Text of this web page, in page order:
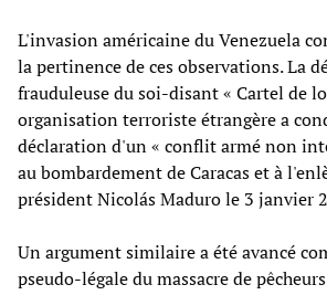
L'invasion américaine du Venezuela
la pertinence de ces observations. La
frauduleuse du soi-disant « Cartel de
organisation terroriste étrangère a
déclaration d'un « conflit armé non
au bombardement de Caracas et à
président Nicolás Maduro le 3 janvier
Un argument similaire a été avancé
pseudo-légale du massacre de